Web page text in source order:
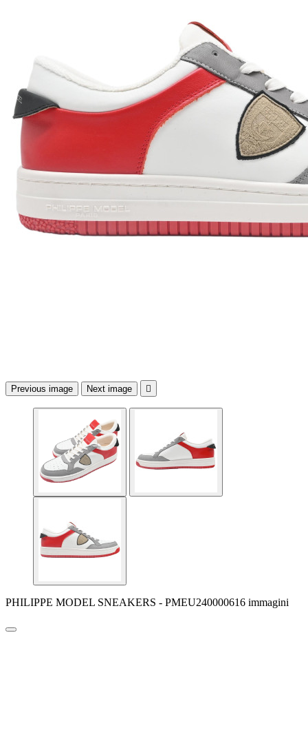
Previous image Next image 
PHILIPPE MODEL SNEAKERS - PMEU240000616 immagini